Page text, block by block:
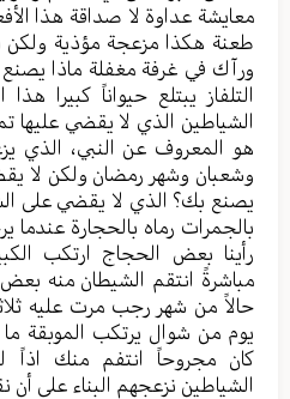
معايشة عداوة لا صداقة هذا
طعنة هكذا مزعجة مؤذية ولكن
ورآك في غرفة مغفلة ماذا
التلفاز يبتلع حيواناً كبيرا
الشياطين الذي لا يقضي عليها
هو المعروف عن النبي، الذي
وشعبان وشهر رمضان ولكن لا
يصنع بك؟ الذي لا يقضي على
بالجمرات رماه بالحجارة عندما
رأينا بعض الحجاج ارتكب
مباشرةً انتقم الشيطان منه
حالاً من شهر رجب مرت عليه
يوم من شوال يرتكب الموبقة
كان مجروحاً انتفم منك اذاً
الشياطين نزعجهم البناء على